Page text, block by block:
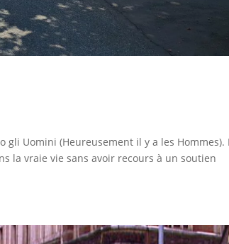
gli Uomini (Heureusement il y a les Hommes).
la vraie vie sans avoir recours à un soutien